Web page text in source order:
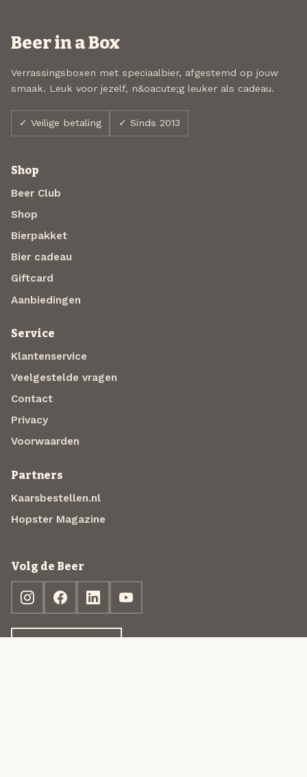
Beer in a Box
Verrassingsboxen met speciaalbier, afgestemd op jouw
smaak. Leuk voor jezelf, n&oacute;g leuker als cadeau.
✓ Veilige betaling ✓ Sinds 2013
Shop
Beer Club
Shop
Bierpakket
Bier cadeau
Giftcard
Aanbiedingen
Service
Klantenservice
Veelgestelde vragen
Contact
Privacy
Voorwaarden
Partners
Kaarsbestellen.nl
Hopster Magazine
Volg de Beer